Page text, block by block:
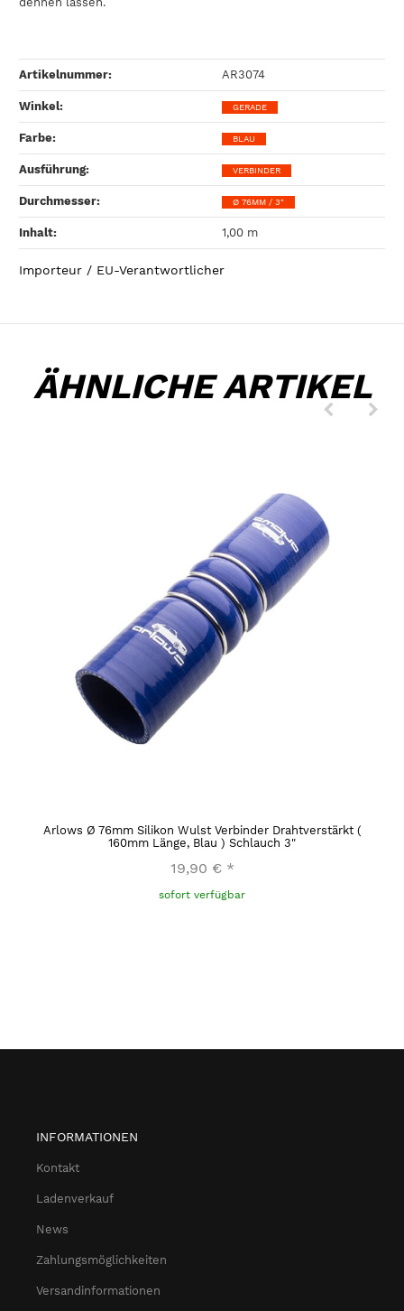
Artikelnummer: AR3074
Winkel‍: GERADE
Farbe‍: BLAU
Ausführung‍: VERBINDER
Durchmesser‍: Ø 76MM / 3"
Inhalt‍: 1,00 m
Importeur / EU-Verantwortlicher
ÄHNLICHE ARTIKEL
Arlows Ø 76mm Silikon Wulst Verbinder Drahtverstärkt (
160mm Länge, Blau ) Schlauch 3"
19,90 € *
sofort verfügbar
INFORMATIONEN
Kontakt
Ladenverkauf
News
Zahlungsmöglichkeiten
Versandinformationen